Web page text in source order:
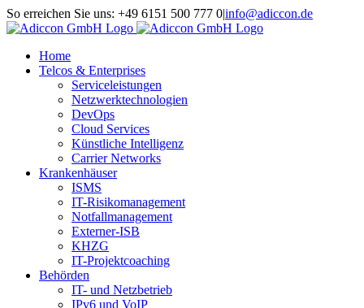
Zum
Inhalt
So erreichen Sie uns: +49 6151 500 777 0|info@adiccon.de
Xing
LinkedIn
Facebook
YouTube
Home
Telcos & Enterprises
Serviceleistungen
Netzwerktechnologien
DevOps
Cloud Services
Künstliche Intelligenz
Carrier Networks
Krankenhäuser
ISMS
IT-Risikomanagement
Notfallmanagement
Externer-ISB
KHZG
IT-Projektcoaching
Behörden
IT- und Netzbetrieb
IPv6 und VoIP